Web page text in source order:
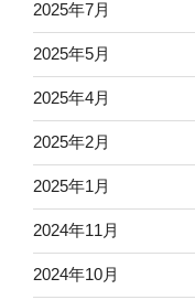
2025年7月
2025年5月
2025年4月
2025年2月
2025年1月
2024年11月
2024年10月